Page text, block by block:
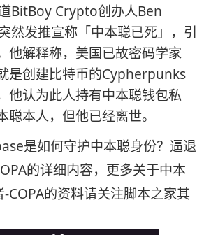
BitBoy Crypto创办人Ben
然发推宣称「中本聪已死」，引
他解释称，美国已故密码学家
是创建比特币的Cypherpunks
他认为此人持有中本聪钱包私
聪本人，但他已经离世。
是如何守护中本聪身份？逼退
的详细内容，更多关于中本
COPA的资料请关注脚本之家其